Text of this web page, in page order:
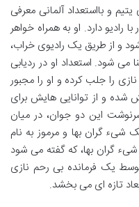
و بااستعداد آلمانی معرفی
رادیو دارد. او به همراه خواهر
و از طریق یک رادیوی خراب،
می شود. استعداد او در ردیابی
را جلب کرده و او را مجبور
شده و از توانایی هایش برای
این دو جوان، در میان
گران بها و مرموز به نام
گران بها، که گفته می شود
یک فرمانده بی رحم نازی
تازه ای می بخشد.